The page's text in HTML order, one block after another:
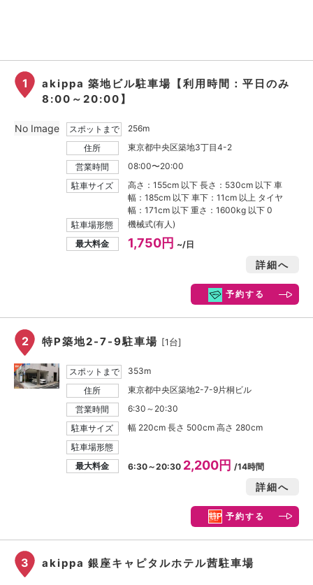
1
akippa 築地ビル駐車場【利用時間：平日のみ
8:00～20:00】
スポットまで
256m
住所
東京都中央区築地3丁目4-2
営業時間
08:00〜20:00
駐車サイズ
高さ：155cm 以下 長さ：530cm 以下 車
幅：185cm 以下 車下：11cm 以上 タイヤ
幅：171cm 以下 重さ：1600kg 以下 0
駐車場形態
機械式(有人)
最大料金
1,750円 ~/日
詳細へ
予約する
No Image
2 特P築地2-7-9駐車場 [1台]
スポットまで
353m
住所
東京都中央区築地2-7-9片桐ビル
営業時間
6:30～20:30
駐車サイズ
幅 220cm 長さ 500cm 高さ 280cm
駐車場形態
最大料金
6:30～20:30 2,200円 /14時間
詳細へ
予約する
3 akippa 銀座キャピタルホテル茜駐車場